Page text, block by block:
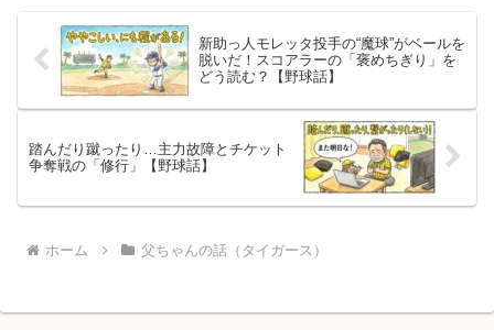
新助っ人モレッタ投手の“魔球”がベールを
脱いだ！スコアラーの「褒めちぎり」を
どう読む？【野球話】
踏んだり蹴ったり…主力故障とチケット
争奪戦の「修行」【野球話】
ホーム 父ちゃんの話（タイガース）